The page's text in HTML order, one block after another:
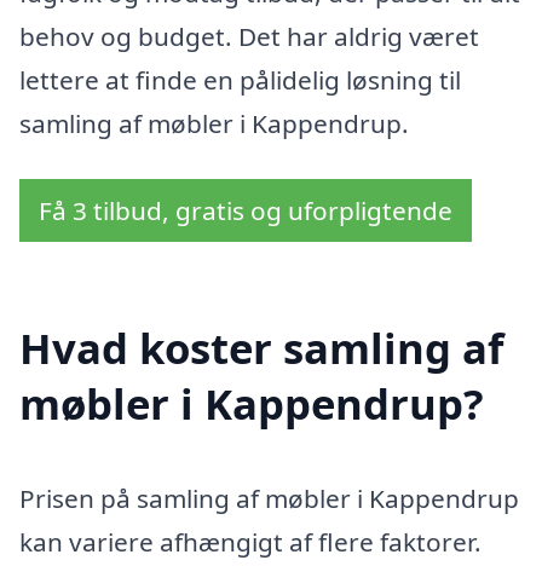
behov og budget. Det har aldrig været
lettere at finde en pålidelig løsning til
samling af møbler i Kappendrup.
Få 3 tilbud, gratis og uforpligtende
Hvad koster samling af
møbler i Kappendrup?
Prisen på samling af møbler i Kappendrup
kan variere afhængigt af flere faktorer.